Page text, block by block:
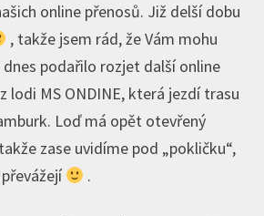
online přenosů. Již delší dobu
, takže jsem rád, že Vám mohu
podařilo rozjet další online
lodi MS ONDINE, která jezdí trasu
Loď má opět otevřený
zase uvidíme pod „pokličku“,
.